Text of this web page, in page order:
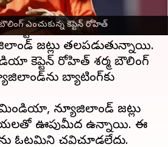
ఎంచుకున్న కెప్టెన్ రోహిత్
భాగంగా హిమాచల్ ప్రదేశ్‌
స్టేడియం వేదికగా ఆదివారం
జట్లు తలపడుతున్నాయి.
కెప్టెన్ రోహిత్ శర్మ బౌలింగ్
బ్యాటింగ్‌కు
న్యూజిలాండ్ జట్లు
ఊపుమీద ఉన్నాయి. ఈ
ఓటమిని చవిచూడలేదు.